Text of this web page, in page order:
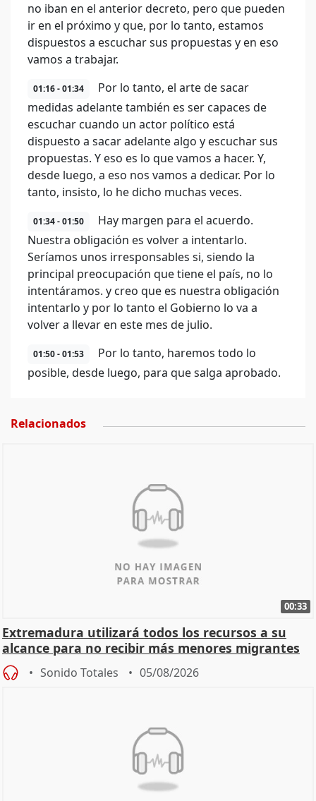
no iban en el anterior decreto, pero que pueden
ir en el próximo y que, por lo tanto, estamos
dispuestos a escuchar sus propuestas y en eso
vamos a trabajar.
01:16 - 01:34
Por lo tanto, el arte de sacar
medidas adelante también es ser capaces de
escuchar cuando un actor político está
dispuesto a sacar adelante algo y escuchar sus
propuestas. Y eso es lo que vamos a hacer. Y,
desde luego, a eso nos vamos a dedicar. Por lo
tanto, insisto, lo he dicho muchas veces.
01:34 - 01:50
Hay margen para el acuerdo.
Nuestra obligación es volver a intentarlo.
Seríamos unos irresponsables si, siendo la
principal preocupación que tiene el país, no lo
intentáramos. y creo que es nuestra obligación
intentarlo y por lo tanto el Gobierno lo va a
volver a llevar en este mes de julio.
01:50 - 01:53
Por lo tanto, haremos todo lo
posible, desde luego, para que salga aprobado.
Relacionados
00:33
Extremadura utilizará todos los recursos a su
alcance para no recibir más menores migrantes
Sonido Totales 05/08/2026